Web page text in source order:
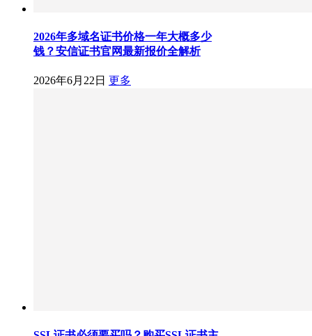
2026年多域名证书价格一年大概多少
钱？安信证书官网最新报价全解析
2026年6月22日 更多